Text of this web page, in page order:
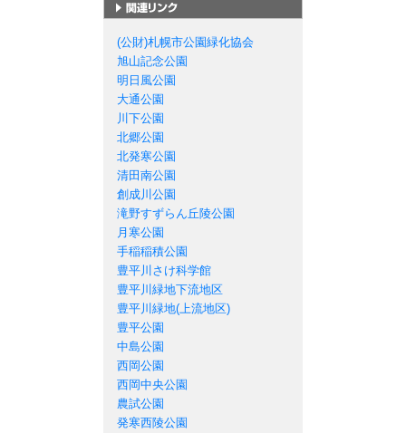
(公財)札幌市公園緑化協会
旭山記念公園
明日風公園
大通公園
川下公園
北郷公園
北発寒公園
清田南公園
創成川公園
滝野すずらん丘陵公園
月寒公園
手稲稲積公園
豊平川さけ科学館
豊平川緑地下流地区
豊平川緑地(上流地区)
豊平公園
中島公園
西岡公園
西岡中央公園
農試公園
発寒西陵公園